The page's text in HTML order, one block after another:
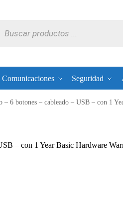
Comunicaciones Seguridad
6 botones – cableado – USB – con 1
– con 1 Year Basic Hardware